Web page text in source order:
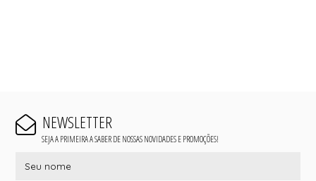
NEWSLETTER
SEJA A PRIMEIRA A SABER DE NOSSAS NOVIDADES E PROMOÇÕES!